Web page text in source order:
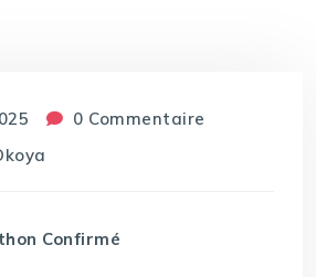
0 Commentaire
Confirmé